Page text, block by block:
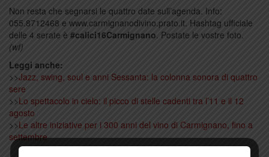
Non resta che segnarsi le quattro date sull’agenda. Info:
055.8712468 e www.carmignanodivino.prato.it. Hashtag ufficiale
delle 4 serate è #calici16Carmignano. Postate le vostre foto.
(wf)
Leggi anche:
>>Jazz, swing, soul e anni Sessanta: la colonna sonora di quattro
sere
>>Lo spettacolo in cielo: il picco di stelle cadenti tra l’11 e il 12
agosto
>>Le altre iniziative per i 300 anni del vino di Carmignano, fino a
settembre